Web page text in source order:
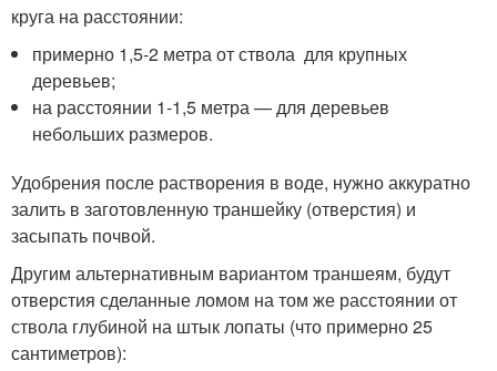
круга на расстоянии:
примерно 1,5-2 метра от ствола для крупных
деревьев;
на расстоянии 1-1,5 метра — для деревьев
небольших размеров.
Удобрения после растворения в воде, нужно аккуратно
залить в заготовленную траншейку (отверстия) и
засыпать почвой.
Другим альтернативным вариантом траншеям, будут
отверстия сделанные ломом на том же расстоянии от
ствола глубиной на штык лопаты (что примерно 25
сантиметров):